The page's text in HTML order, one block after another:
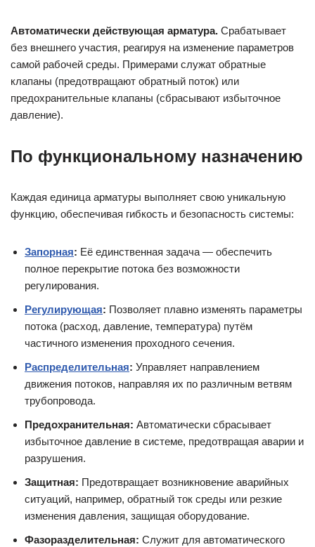
Автоматически действующая арматура. Срабатывает
без внешнего участия, реагируя на изменение параметров
самой рабочей среды. Примерами служат обратные
клапаны (предотвращают обратный поток) или
предохранительные клапаны (сбрасывают избыточное
давление).
По функциональному назначению
Каждая единица арматуры выполняет свою уникальную
функцию, обеспечивая гибкость и безопасность системы:
Запорная: Её единственная задача — обеспечить
полное перекрытие потока без возможности
регулирования.
Регулирующая: Позволяет плавно изменять параметры
потока (расход, давление, температура) путём
частичного изменения проходного сечения.
Распределительная: Управляет направлением
движения потоков, направляя их по различным ветвям
трубопровода.
Предохранительная: Автоматически сбрасывает
избыточное давление в системе, предотвращая аварии и
разрушения.
Защитная: Предотвращает возникновение аварийных
ситуаций, например, обратный ток среды или резкие
изменения давления, защищая оборудование.
Фазоразделительная: Служит для автоматического